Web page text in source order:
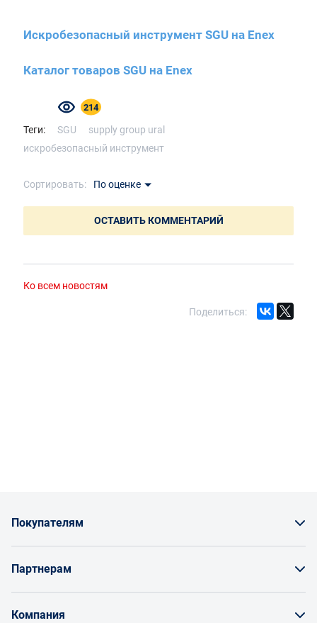
Искробезопасный инструмент SGU на Enex
Каталог товаров SGU на Enex
214
Теги: SGU
supply group ural
искробезопасный инструмент
Сортировать: По оценке
ОСТАВИТЬ КОММЕНТАРИЙ
Ко всем новостям
Поделиться:
Покупателям
Партнерам
Компания